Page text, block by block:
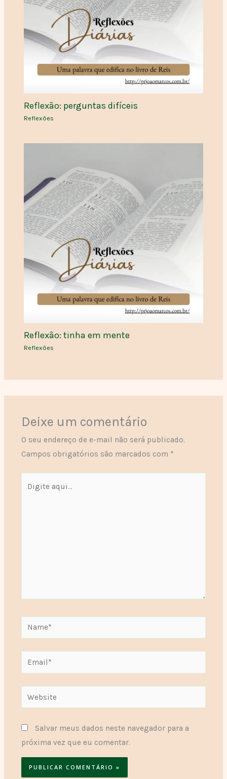
Reflexão: perguntas difíceis
Reflexões
Reflexão: tinha em mente
Reflexões
Deixe um comentário
O seu endereço de e-mail não será publicado.
Campos obrigatórios são marcados com *
aqui...
Name*
Email*
Website
Salvar meus dados neste navegador para a
próxima vez que eu comentar.